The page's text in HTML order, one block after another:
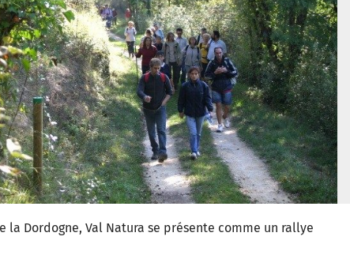
la Dordogne, Val Natura se présente comme un rallye